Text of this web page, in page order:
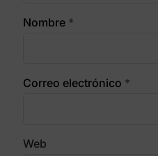
Nombre *
Correo electrónico *
Web